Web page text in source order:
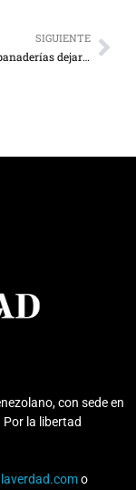
SIGUIENTE
Alertan que panaderías dejarán de existir si son tomadas por el Gobierno
con sede en
Por la libertad
o